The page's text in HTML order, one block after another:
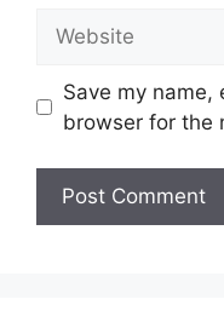
Save my name,
browser for the